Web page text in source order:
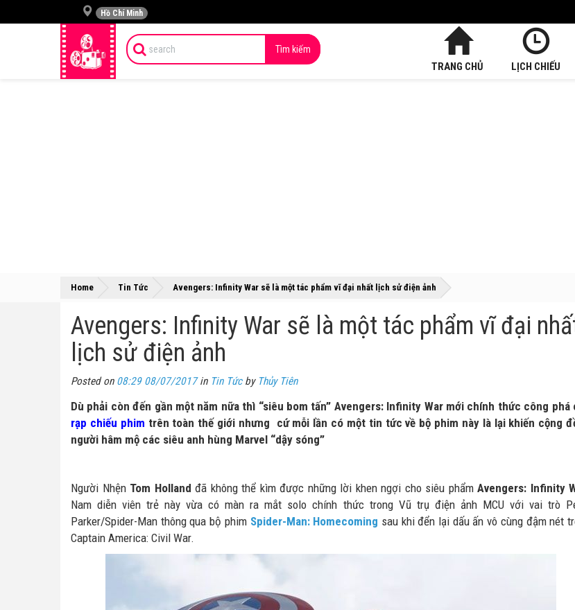
Hồ Chí Minh
Tìm kiếm
TRANG CHỦ LỊCH CHIẾU
Home »
Tin Tức »
Avengers: Infinity War sẽ là một tác phẩm vĩ đại nhất lịch sử điện ảnh
Avengers: Infinity War sẽ là một tác phẩm vĩ đại
lịch sử điện ảnh
Posted on 08:29 08/07/2017in Tin Tứcby Thủy Tiên
Dù phải còn đến gần một năm nữa thì “siêu bom tấn” Avengers: Infinity War mới chính thức công phá
rạp chiếu phim trên toàn thế giới nhưng cứ mỗi lần có một tin tức về bộ phim này là lại khiến cộng
người hâm mộ các siêu anh hùng Marvel “dậy sóng”
Người Nhện Tom Holland đã không thể kìm được những lời khen ngợi cho siêu phẩm Avengers: Infinity
Nam diễn viên trẻ này vừa có màn ra mắt solo chính thức trong Vũ trụ điện ảnh MCU với vai trò
Parker/Spider-Man thông qua bộ phim Spider-Man: Homecoming sau khi đển lại dấu ấn vô cùng đậm nét
Captain America: Civil War.